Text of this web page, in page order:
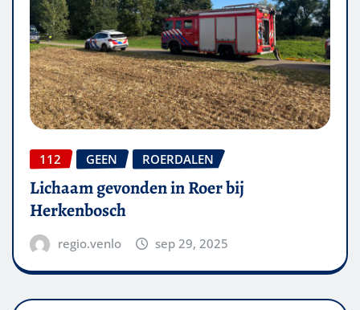
112 GEEN ROERDALEN
Lichaam gevonden in Roer bij
Herkenbosch
regio.venlo sep 29, 2025